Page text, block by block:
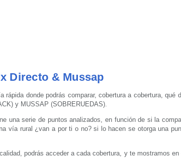
Directo & Mussap
rápida donde podrás comparar, cobertura a cobertura,
y MUSSAP (SOBRERUEDAS).
una serie de puntos analizados, en función de si la
vía rural ¿van a por ti o no? si lo hacen se otorga una
podrás acceder a cada cobertura, y te mostramos